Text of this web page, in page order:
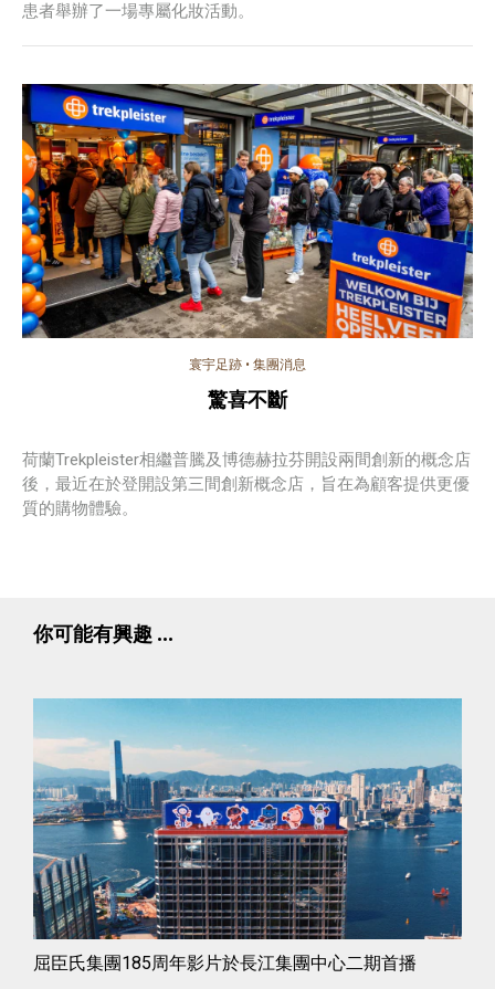
患者舉辦了一場專屬化妝活動。
寰宇足跡 • 集團消息
驚喜不斷
荷蘭Trekpleister相繼普騰及博德赫拉芬開設兩間創新的概念店
後，最近在於登開設第三間創新概念店，旨在為顧客提供更優
質的購物體驗。
你可能有興趣 ...
屈臣氏集團185周年影片於長江集團中心二期首播